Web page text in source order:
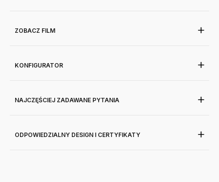
ZOBACZ FILM
KONFIGURATOR
NAJCZĘŚCIEJ ZADAWANE PYTANIA
ODPOWIEDZIALNY DESIGN I CERTYFIKATY